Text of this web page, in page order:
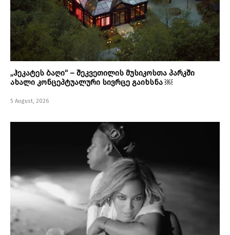
„ჰეკატეს ბაღი“ – შეკვეთილის მუსიკოსთა პარკში
ახალი კონცეპტუალური სივრცე გაიხსნა ￼
5 August, 2026